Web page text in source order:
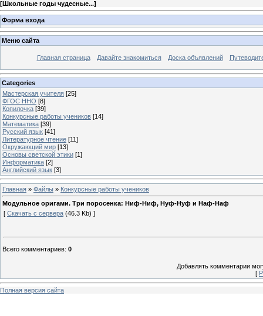
[Школьные годы чудесные...]
Форма входа
Меню сайта
Главная страница Давайте знакомиться Доска объявлений
Categories
Мастерская учителя [25]
ФГОС ННО [8]
Копилочка [39]
Конкурсные работы учеников [14]
Математика [39]
Русский язык [41]
Литературное чтение [11]
Окружающий мир [13]
Основы светской этики [1]
Информатика [2]
Английский язык [3]
Главная » Файлы » Конкурсные работы учеников
Модульное оригами. Три поросенка: Ниф-Ниф, Нуф-Нуф и Наф-Наф
[ Скачать с сервера (46.3 Kb) ]
Всего комментариев: 0
Добавлять комментарии
[
Полная версия сайта